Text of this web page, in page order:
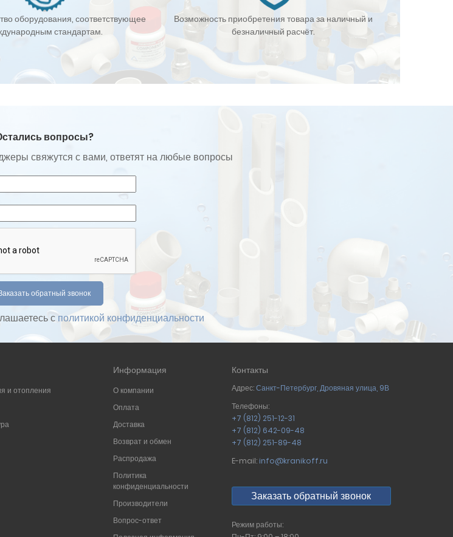
оборудования, соответствующее
стандартам.
Возможность приобретения товара за наличный и
безналичный расчёт.
вопросы?
свяжутся с вами, ответят на любые вопросы
с политикой конфиденциальности
и отопления
Информация
О компании
Оплата
Доставка
Возврат и обмен
Распродажа
Политика
конфиденциальности
Производители
Вопрос-ответ
Контакты
Адрес:Санкт-Петербург, Дровяная улица, 9В
Телефоны:
+7 (812) 251-12-31
+7 (812) 642-09-48
+7 (812) 251-89-48
E-mail: info@kranikoff.ru
Заказать обратный звонок
Режим работы: